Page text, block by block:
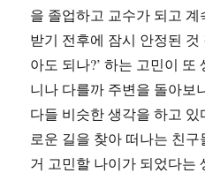
을 졸업하고 교수가 되고
받기 전후에 잠시 안정된
아도 되나?’ 하는 고민이
니나 다를까 주변을 돌아보
다들 비슷한 생각을 하고
로운 길을 찾아 떠나는 친
거 고민할 나이가 되었다는